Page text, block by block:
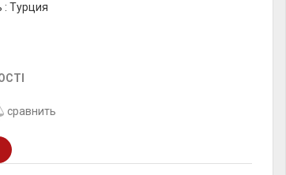
: Турция
сравнить